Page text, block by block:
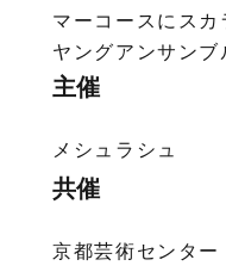
マーコースにス
ヤングアンサンブ
主催
メシュラシュ
共催
京都芸術センター